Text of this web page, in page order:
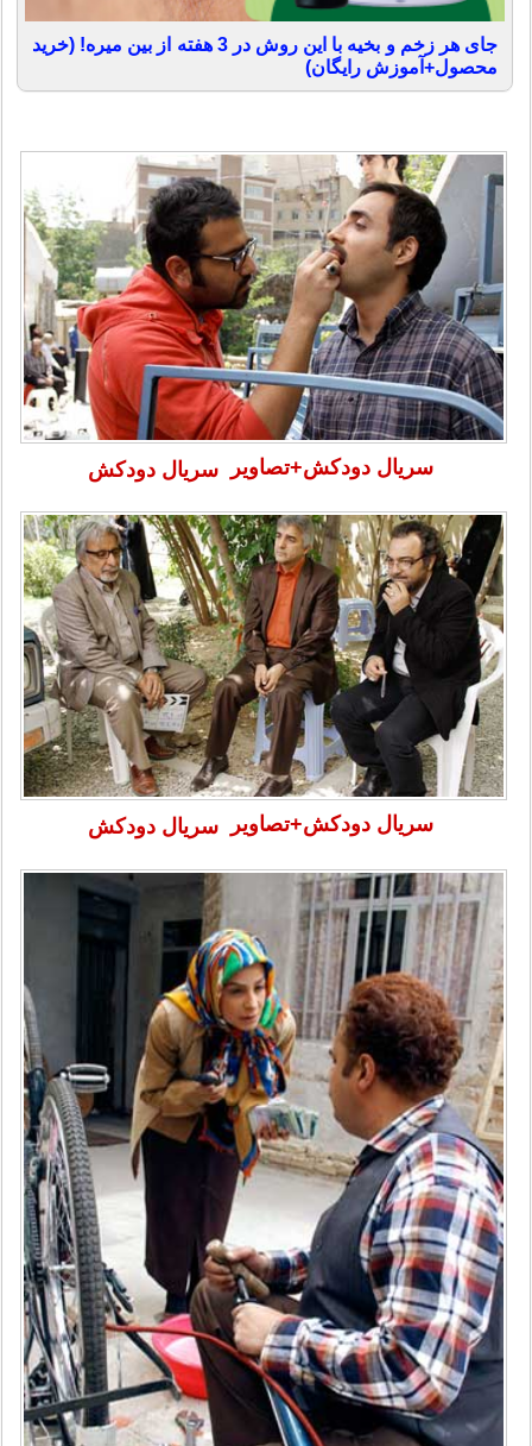
جای هر زخم و بخیه با این روش در 3 هفته از بین میره! (خرید
محصول+آموزش رایگان)
سریال دودکش+تصاویر سریال دودکش
سریال دودکش+تصاویر سریال دودکش